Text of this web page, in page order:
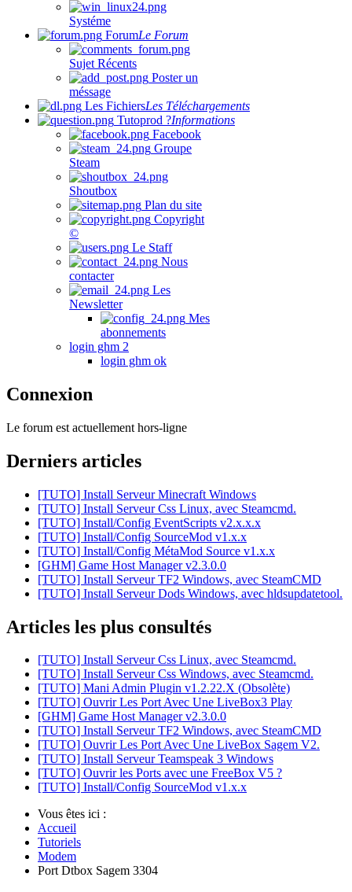
Systéme
ForumLe Forum
Sujet Récents
Poster un
méssage
Les FichiersLes Téléchargements
Tutoprod ?Informations
Facebook
Groupe
Steam
Shoutbox
Plan du site
Copyright
©
Le Staff
Nous
contacter
Les
Newsletter
Mes
abonnements
login ghm 2
login ghm ok
Connexion
Le forum est actuellement hors-ligne
Derniers articles
[TUTO] Install Serveur Minecraft Windows
[TUTO] Install Serveur Css Linux, avec Steamcmd.
[TUTO] Install/Config EventScripts v2.x.x.x
[TUTO] Install/Config SourceMod v1.x.x
[TUTO] Install/Config MétaMod Source v1.x.x
[GHM] Game Host Manager v2.3.0.0
[TUTO] Install Serveur TF2 Windows, avec SteamCMD
[TUTO] Install Serveur Dods Windows, avec hldsupdatetool.
Articles les plus consultés
[TUTO] Install Serveur Css Linux, avec Steamcmd.
[TUTO] Install Serveur Css Windows, avec Steamcmd.
[TUTO] Mani Admin Plugin v1.2.22.X (Obsolète)
[TUTO] Ouvrir Les Port Avec Une LiveBox3 Play
[GHM] Game Host Manager v2.3.0.0
[TUTO] Install Serveur TF2 Windows, avec SteamCMD
[TUTO] Ouvrir Les Port Avec Une LiveBox Sagem V2.
[TUTO] Install Serveur Teamspeak 3 Windows
[TUTO] Ouvrir les Ports avec une FreeBox V5 ?
[TUTO] Install/Config SourceMod v1.x.x
Vous êtes ici :
Accueil
Tutoriels
Modem
Port Dtbox Sagem 3304